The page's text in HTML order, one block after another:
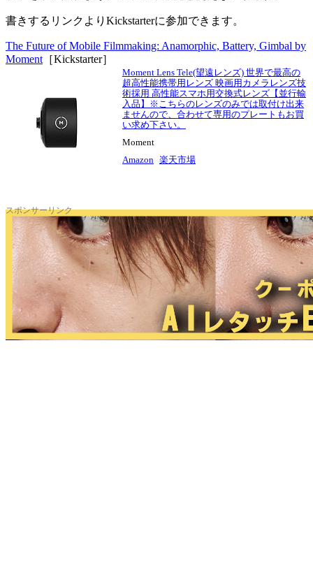
書きするリンクよりKickstarterに参加できます。
The Future of Mobile Filmmaking: Anamorphic, Battery, Gimbal by
Moment ［Kickstarter］
Moment Lens Tele(望遠レンズ) 世界で最高の
超高性能携帯用レンズ 映画用カメラレンズ技
術採用 高性能スマホ用交換式レンズ【並行輸
入品】※こちらのレンズのみでは取付け出来
ませんので、合わせて専用のプレートもお買
い求め下さい。
Moment
Amazon 楽天市場